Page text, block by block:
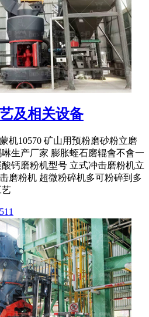
及相关设备
机10570 矿山用预粉磨砂粉立磨
生产厂家 膨胀蛭石磨辊會不會一
钙磨粉机型号 立式冲击磨粉机立
磨粉机 超微粉碎机多可粉碎到多
艺